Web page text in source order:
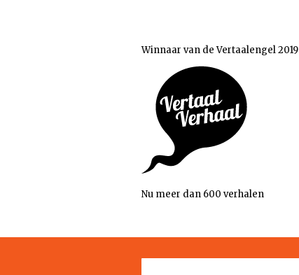
Winnaar van de Vertaalengel 2019
Nu meer dan 600 verhalen